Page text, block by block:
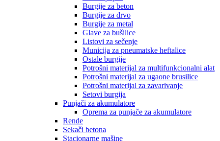
Burgije za beton
Burgije za drvo
Burgije za metal
Glave za bušilice
Listovi za sečenje
Municija za pneumatske heftalice
Ostale burgije
Potrošni materijal za multifunkcionalni alat
Potrošni materijal za ugaone brusilice
Potrošni materijal za zavarivanje
Setovi burgija
Punjači za akumulatore
Oprema za punjače za akumulatore
Rende
Sekači betona
Stacionarne mašine